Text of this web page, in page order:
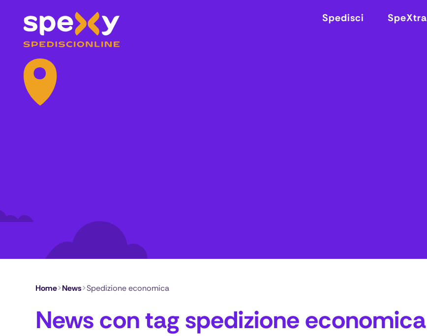
Spedisci SpeXtra
Home>News>Spedizione economica
News con tag spedizione economica